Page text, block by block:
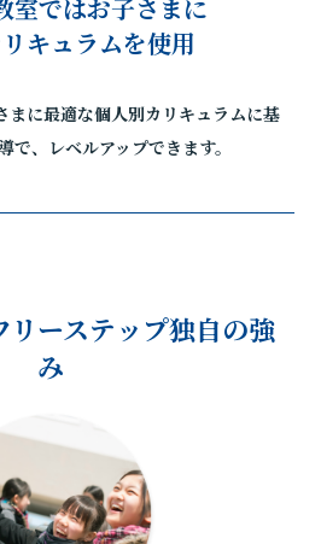
室ではお子さまに
キュラムを使用
まに最適な個人別カリキュラムに基
で、レベルアップできます。
リーステップ独自の強
み